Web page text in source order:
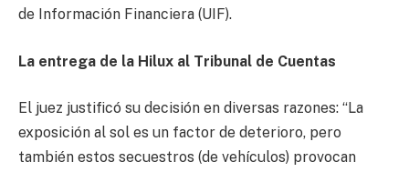
de Información Financiera (UIF).
La entrega de la Hilux al Tribunal de Cuentas
El juez justificó su decisión en diversas razones: “La
exposición al sol es un factor de deterioro, pero
también estos secuestros (de vehículos) provocan